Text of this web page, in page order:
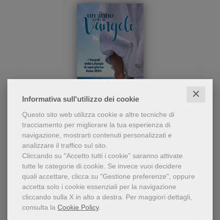
Informativa sull'utilizzo dei cookie ✕
Questo sito web utilizza cookie e altre tecniche di
tracciamento per migliorare la tua esperienza di
navigazione, mostrarti contenuti personalizzati e
analizzare il traffico sul sito.
Cliccando su "Accetto tutti i cookie" saranno attivate
tutte le categorie di cookie. Se invece vuoi decidere
quali accettare, clicca su "Gestione preferenze", oppure
accetta solo i cookie essenziali per la navigazione
cliccando sulla X in alto a destra. Per maggiori dettagli,
consulta la Cookie Policy.
quotidiana, festiva e feriale,
dal 1 gennaio al 31 dicembre
2024.
Un anno con il Vangelo
Feliciano Innocente
8,00 €